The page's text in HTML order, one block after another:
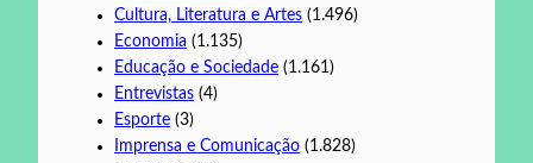
Cultura, Literatura e Artes (1.496)
Economia (1.135)
Educação e Sociedade (1.161)
Entrevistas (4)
Esporte (3)
Imprensa e Comunicação (1.828)